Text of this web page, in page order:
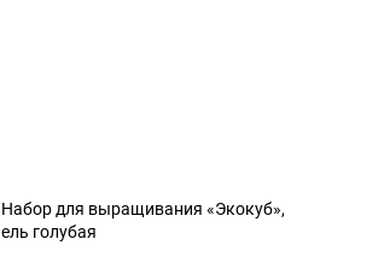
Набор для выращивания «Экокуб»,
ель голубая